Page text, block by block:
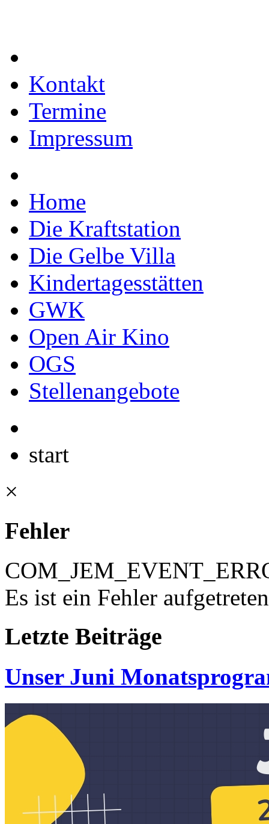
Kontakt
Termine
Impressum
Home
Die Kraftstation
Die Gelbe Villa
Kindertagesstätten
GWK
Open Air Kino
OGS
Stellenangebote
start
×
Fehler
Es ist ein Fehler
Letzte Beiträge
Unser Juni